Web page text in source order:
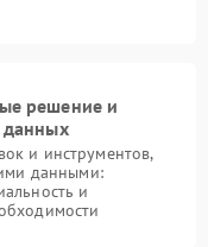
решение и
данных
и инструментов,
данными:
и